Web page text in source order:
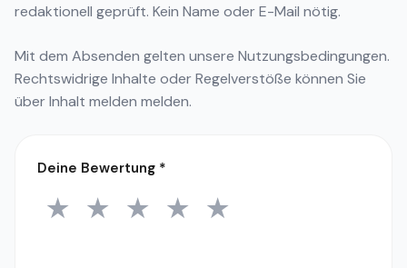
redaktionell geprüft. Kein Name oder E-Mail nötig.
Mit dem Absenden gelten unsere Nutzungsbedingungen.
Rechtswidrige Inhalte oder Regelverstöße können Sie
überInhalt melden melden.
Deine Bewertung *
1 Stern
★ 2 Sterne
★ 3 Sterne
★ 4 Sterne
★ 5 Sterne
★